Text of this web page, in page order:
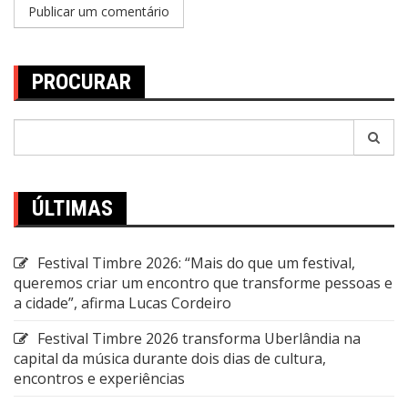
PROCURAR
ÚLTIMAS
Festival Timbre 2026: “Mais do que um festival,
queremos criar um encontro que transforme pessoas e
a cidade”, afirma Lucas Cordeiro
Festival Timbre 2026 transforma Uberlândia na
capital da música durante dois dias de cultura,
encontros e experiências